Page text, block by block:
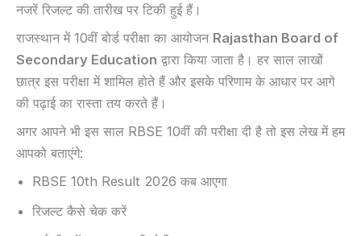
नजरें रिजल्ट की तारीख पर टिकी हुई हैं।
राजस्थान में 10वीं बोर्ड परीक्षा का आयोजन Rajasthan Board of
Secondary Education द्वारा किया जाता है। हर साल लाखों
छात्र इस परीक्षा में शामिल होते हैं और इसके परिणाम के आधार पर आगे
की पढ़ाई का रास्ता तय करते हैं।
अगर आपने भी इस साल RBSE 10वीं की परीक्षा दी है तो इस लेख में हम
आपको बताएंगे:
RBSE 10th Result 2026 कब आएगा
रिजल्ट कैसे चेक करें